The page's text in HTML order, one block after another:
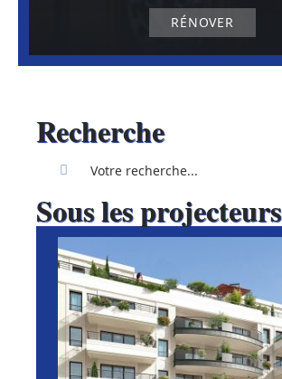
RÉNOVER
Recherche
Sous les projecteurs